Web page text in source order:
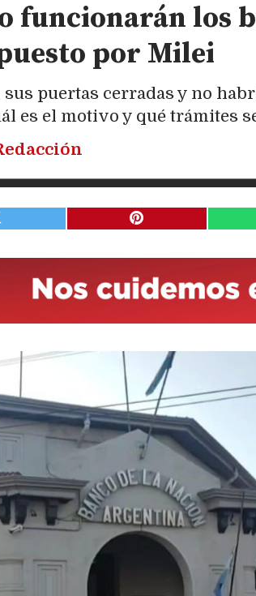
funcionarán los
por Milei
puertas cerradas y no
es el motivo y qué trámites